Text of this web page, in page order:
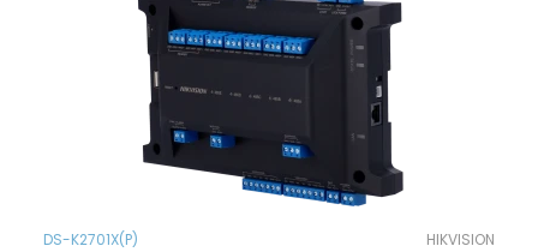
DS-K2701X(P) HIKVISION